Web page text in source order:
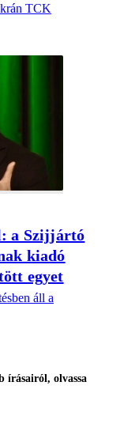
TCK
a Szijjártó
kiadó
egyet
áll a
írásairól, olvassa